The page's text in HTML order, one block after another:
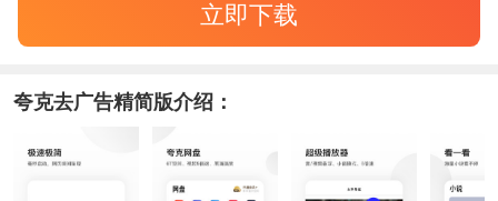
立即下载
夸克去广告精简版介绍：